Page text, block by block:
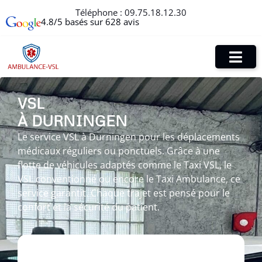
Téléphone : 09.75.18.12.30
4.8/5 basés sur 628 avis
VSL
À DURNINGEN
Le service VSL à Durningen pour les déplacements
médicaux réguliers ou ponctuels. Grâce à une
flotte de véhicules adaptés comme le Taxi VSL, le
VSL conventionné ou encore le Taxi Ambulance, ce
service garantit. Chaque trajet est pensé pour le
confort et la sécurité du patient.